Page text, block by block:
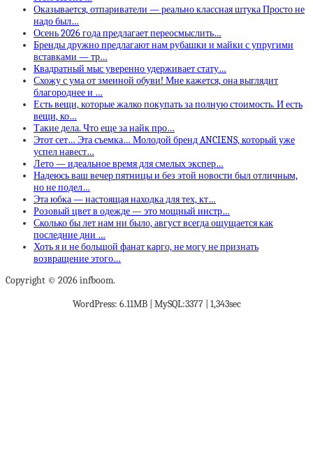
Оказывается, отпариватели — реально классная штука Просто не
надо был…
Осень 2026 года предлагает переосмыслить…
Бренды дружно предлагают нам рубашки и майки с упругими
вставками — тр…
Квадратный мыс уверенно удерживает стату…
Схожу с ума от змеиной обуви! Мне кажется, она выглядит
благороднее и …
Есть вещи, которые жалко покупать за полную стоимость. И есть
вещи, ко…
Такие дела. Что еще за найк про…
Этот сет… Эта съемка… Молодой бренд ANCIENS, который уже
успел навест…
Лето — идеальное время для смелых экспер…
Надеюсь ваш вечер пятницы и без этой новости был отличным,
но не подел…
Эта юбка — настоящая находка для тех, кт…
Розовый цвет в одежде — это мощный инстр…
Сколько бы лет нам ни было, август всегда ощущается как
последние дни …
Хоть я и не большой фанат карго, не могу не признать
возвращение этого…
Copyright © 2026 infboom.
WordPress: 6.11MB | MySQL:3377 | 1,343sec